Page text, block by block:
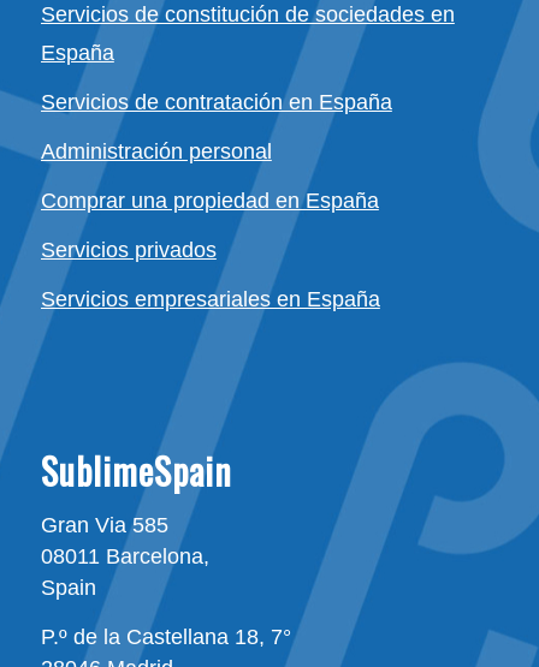
Servicios de constitución de sociedades en
España
Servicios de contratación en España
Administración personal
Comprar una propiedad en España
Servicios privados
Servicios empresariales en España
SublimeSpain
Gran Via 585
08011 Barcelona,
Spain
P.º de la Castellana 18, 7°